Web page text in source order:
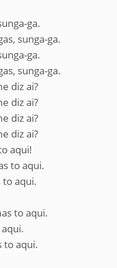
ga.
sunga-ga.
ga.
sunga-ga.
diz ai?
diz ai?
diz ai?
diz ai?
aqui!
to aqui.
to aqui.
to aqui.
to aqui.